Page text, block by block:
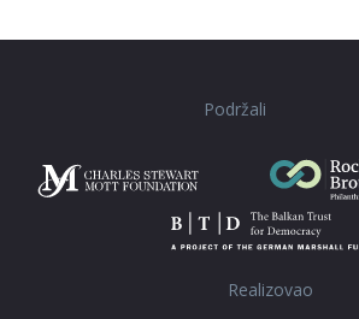
Podržali
Realizovao